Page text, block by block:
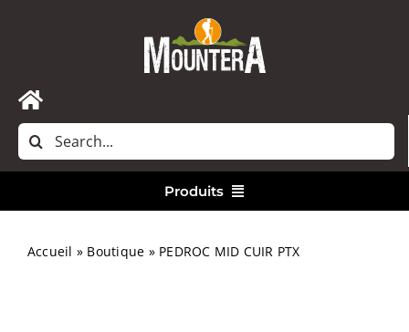
Toggle
Navigation
Accueil
Rechercher:
Produits
Accueil » Boutique » PEDROC MID CUIR PTX